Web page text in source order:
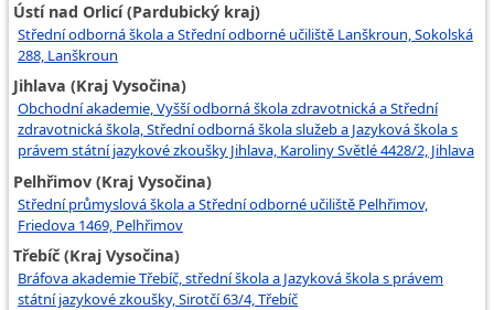
Ústí nad Orlicí (Pardubický kraj)
Střední odborná škola a Střední odborné učiliště Lanškroun, Sokolská
288, Lanškroun
Jihlava (Kraj Vysočina)
Obchodní akademie, Vyšší odborná škola zdravotnická a Střední
zdravotnická škola, Střední odborná škola služeb a Jazyková škola s
právem státní jazykové zkoušky Jihlava, Karoliny Světlé 4428/2, Jihlava
Pelhřimov (Kraj Vysočina)
Střední průmyslová škola a Střední odborné učiliště Pelhřimov,
Friedova 1469, Pelhřimov
Třebíč (Kraj Vysočina)
Bráfova akademie Třebíč, střední škola a Jazyková škola s právem
státní jazykové zkoušky, Sirotčí 63/4, Třebíč